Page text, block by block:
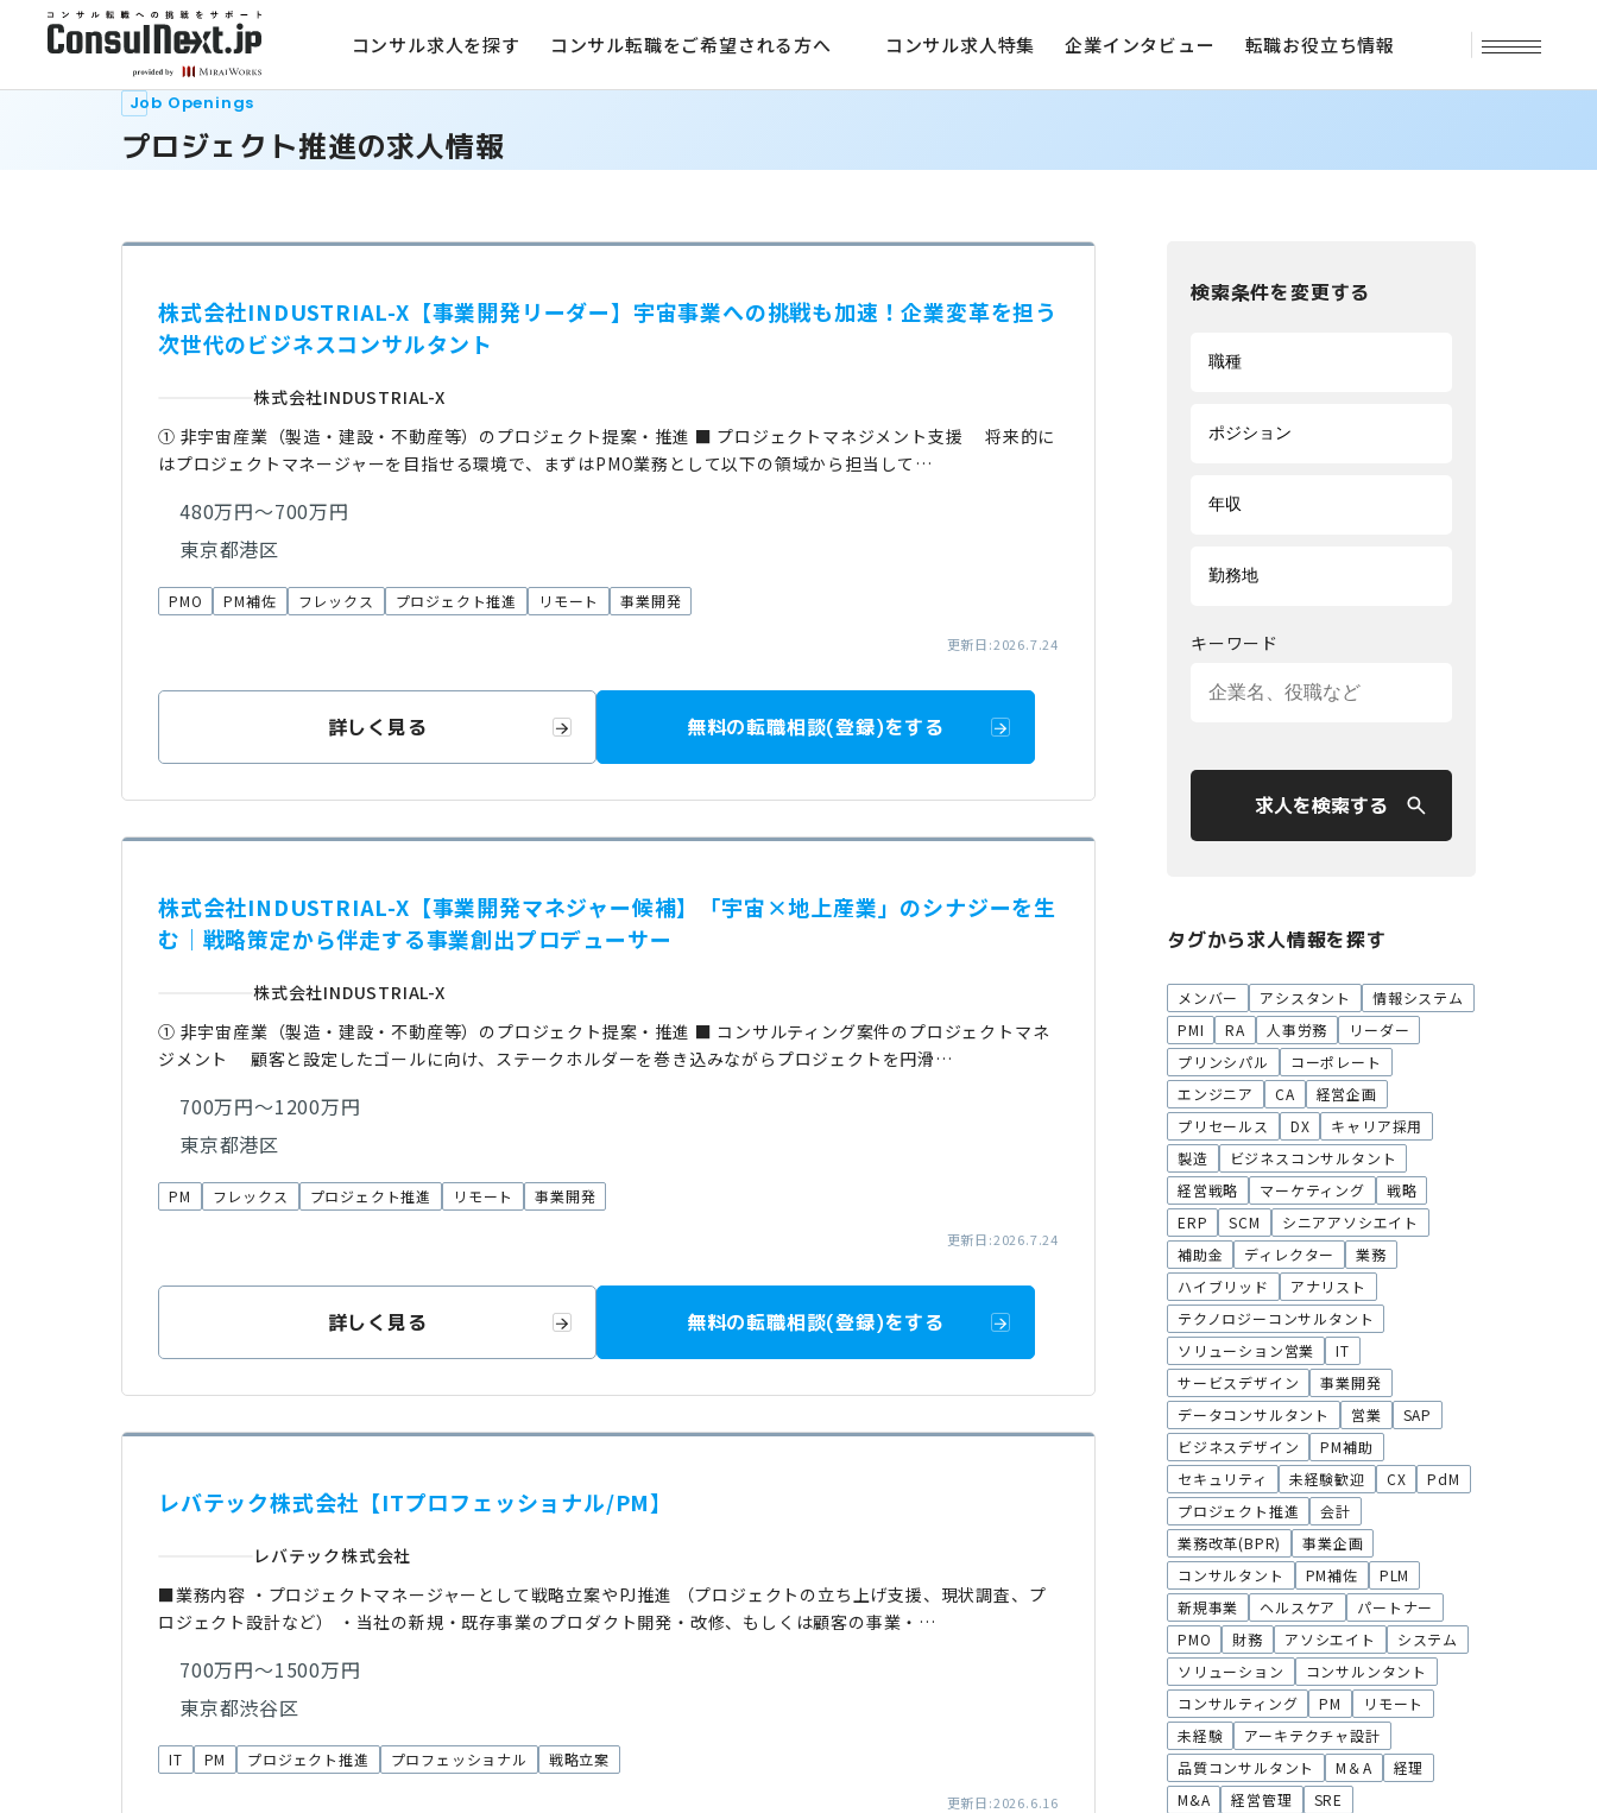
コンサル求人を探す コンサル転職をご希望される方へ コンサル求人特集 企業インタビュー 転職お役立ち情報
Job Openings
プロジェクト推進の求人情報
株式会社INDUSTRIAL-X【事業開発リーダー】宇宙事業への挑戦も加速！企業変革を担う
次世代のビジネスコンサルタント
株式会社INDUSTRIAL-X
① 非宇宙産業（製造・建設・不動産等）のプロジェクト提案・推進 ■ プロジェクトマネジメント支援 将来的に
はプロジェクトマネージャーを目指せる環境で、まずはPMO業務として以下の領域から担当して…
480万円～700万円
東京都港区
PMO PM補佐 フレックス プロジェクト推進 リモート 事業開発
更新日:2026.7.24
詳しく見る 無料の転職相談(登録)をする
株式会社INDUSTRIAL-X【事業開発マネジャー候補】「宇宙×地上産業」のシナジーを生
む｜戦略策定から伴走する事業創出プロデューサー
株式会社INDUSTRIAL-X
① 非宇宙産業（製造・建設・不動産等）のプロジェクト提案・推進 ■ コンサルティング案件のプロジェクトマネ
ジメント 顧客と設定したゴールに向け、ステークホルダーを巻き込みながらプロジェクトを円滑…
700万円～1200万円
東京都港区
PM フレックス プロジェクト推進 リモート 事業開発
更新日:2026.7.24
詳しく見る 無料の転職相談(登録)をする
レバテック株式会社【ITプロフェッショナル/PM】
レバテック株式会社
■業務内容 ・プロジェクトマネージャーとして戦略立案やPJ推進 （プロジェクトの立ち上げ支援、現状調査、プ
ロジェクト設計など） ・当社の新規・既存事業のプロダクト開発・改修、もしくは顧客の事業・…
700万円～1500万円
東京都渋谷区
IT PM プロジェクト推進 プロフェッショナル 戦略立案
更新日:2026.6.16
検索条件を変更する
キーワード
求人を検索する
タグから求人情報を探す
メンバー アシスタント
情報システム
PMI
RA 人事労務
リーダー
プリンシパル
コーポレート
エンジニア
CA
経営企画
プリセールス
DX
キャリア採用
製造
ビジネスコンサルタント
経営戦略
マーケティング
戦略
ERP
SCM
シニアアソシエイト
補助金
ディレクター
業務
ハイブリッド
アナリスト
テクノロジーコンサルタント
ソリューション営業
IT
サービスデザイン
事業開発
データコンサルタント
営業
SAP
ビジネスデザイン
PM補助
セキュリティ
未経験歓迎 CX
PdM
プロジェクト推進
会計
業務改革(BPR)
事業企画
コンサルタント
PM補佐
PLM
新規事業
ヘルスケア
パートナー
PMO
財務 アソシエイト
システム
ソリューション
コンサルンタント
コンサルティング
PM
リモート
未経験
アーキテクチャ設計
品質コンサルタント
M＆A
経理
M&A
経営管理
SRE